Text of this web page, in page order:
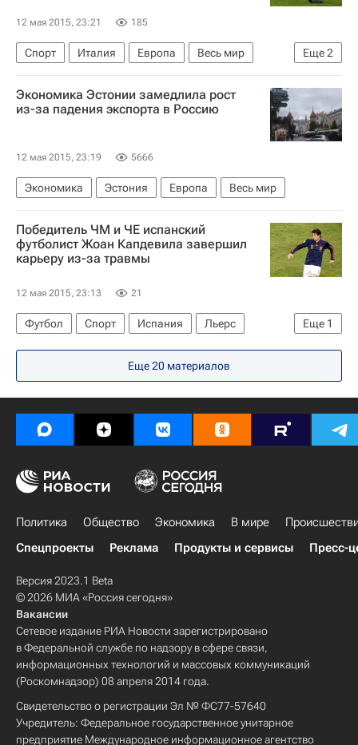
12 мая 2015, 23:21 185
Еще2
Спорт Италия Европа
Весь мир
Пауло Дибала
Ювентус
Экономика Эстонии замедлила рост
из-за падения экспорта в Россию
12 мая 2015, 23:19 5666
Экономика Эстония Европа Весь мир
Победитель ЧМ и ЧЕ испанский
футболист Жоан Капдевила завершил
карьеру из-за травмы
12 мая 2015, 23:13 21
Еще 1
Футбол Спорт Испания
Льерс
Жоан Капдевила
Еще 20 материалов
Политика Общество Экономика В мире
Спецпроекты
Реклама Продукты и сервисы Пресс-
Версия 2023.1 Beta
© 2026 МИА «Россия сегодня»
Вакансии
Сетевое издание РИА Новости зарегистрировано
в Федеральной службе по надзору в сфере связи,
информационных технологий и массовых коммуникаций
(Роскомнадзор) 08 апреля 2014 года.
Свидетельство о регистрации Эл № ФС77-57640
Учредитель: Федеральное государственное унитарное
предприятие Международное информационное агентство